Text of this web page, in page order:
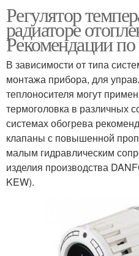
Регулятор
радиаторе
Рекомендации
В зависимости от типа
монтажа прибора, для
теплоносителя могут
термоголовка в различных
системах обогрева
клапаны с повышенной
малым гидравлическим
изделия производства
KEW).